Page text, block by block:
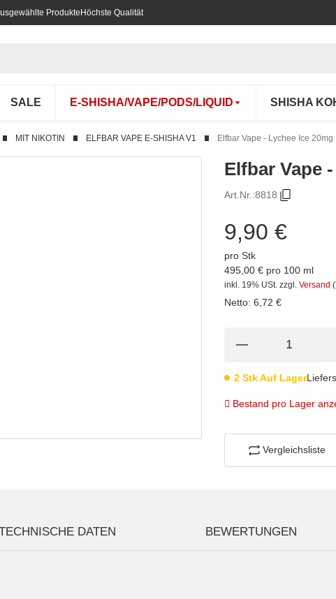
Produkte Höchste Qualität
SALE E-SHISHA/VAPE/PODS/LIQUID SHISHA
MIT NIKOTIN ELFBAR VAPE E-SHISHA V1 Elfbar Vape - Lychee Ice 20mg
Elfbar Vape
Art.Nr.:8818
9,90 €
pro Stk
495,00 € pro 100 ml
inkl. 19% USt. zzgl. Versand
Netto: 6,72 €
2 Stk Auf Lager
Bestand pro Lager
Vergleichsliste
DATEN BEWERTUNGEN